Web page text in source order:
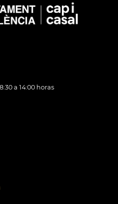
a 14:00 horas